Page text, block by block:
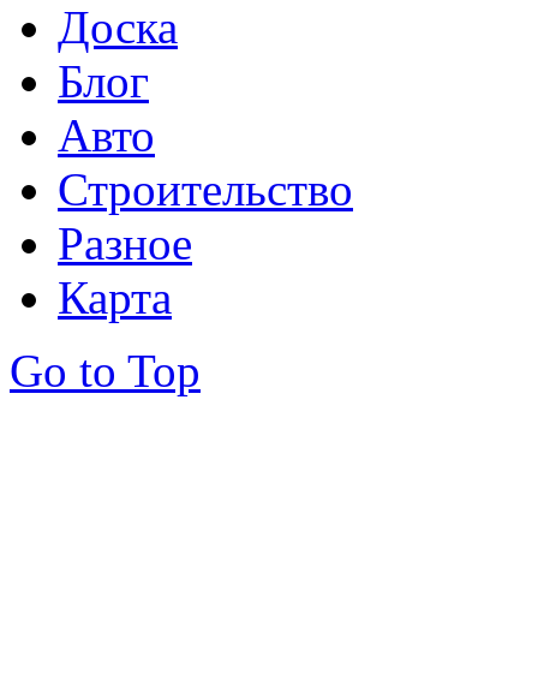
Доска
Блог
Авто
Строительство
Разное
Карта
Go to Top